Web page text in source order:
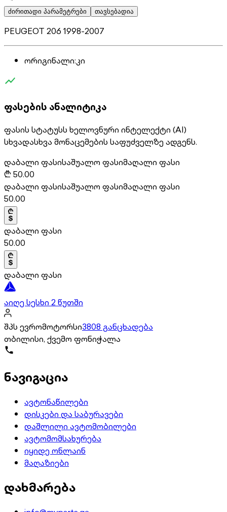
ძირითადი პარამეტრები თავსებადია
PEUGEOT 206 1998-2007
ორიგინალი:კი
ფასების ანალიტიკა
ფასის სტატუსს ხელოვნური ინტელექტი (AI)
სხვადასხვა მონაცემების საფუძველზე ადგენს.
დაბალი ფასისაშუალო ფასიმაღალი ფასი
₾ 50.00
დაბალი ფასისაშუალო ფასიმაღალი ფასი
50.00
დაბალი ფასი
50.00
დაბალი ფასი
აიღე სესხი 2 წუთში
შპს ევრომოტორსი3808 განცხადება
თბილისი, ქვემო ფონიჭალა
ნავიგაცია
ავტონაწილები
დისკები და საბურავები
დაშლილი ავტომობილები
ავტომომსახურება
იყიდე ონლაინ
მაღაზიები
დახმარება